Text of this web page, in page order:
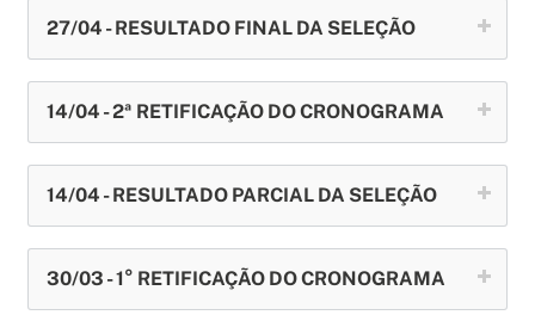
27/04 - RESULTADO FINAL DA SELEÇÃO
14/04 - 2ª RETIFICAÇÃO DO CRONOGRAMA
14/04 - RESULTADO PARCIAL DA SELEÇÃO
30/03 - 1° RETIFICAÇÃO DO CRONOGRAMA